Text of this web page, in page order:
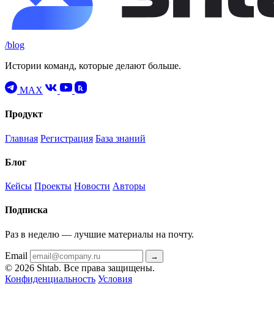
/blog
Истории команд, которые делают больше.
MAX
Продукт
Главная Регистрация База знаний
Блог
Кейсы Проекты Новости Авторы
Подписка
Раз в неделю — лучшие материалы на почту.
Email →
© 2026 Shtab. Все права защищены.
Конфиденциальность Условия